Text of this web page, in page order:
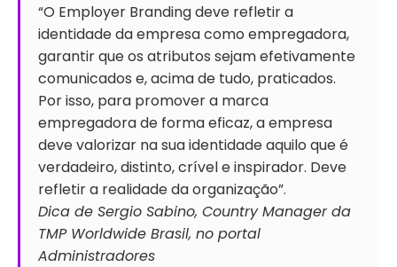
“O Employer Branding deve refletir a
identidade da empresa como empregadora,
garantir que os atributos sejam efetivamente
comunicados e, acima de tudo, praticados.
Por isso, para promover a marca
empregadora de forma eficaz, a empresa
deve valorizar na sua identidade aquilo que é
verdadeiro, distinto, crível e inspirador. Deve
refletir a realidade da organização”.
Dica de Sergio Sabino, Country Manager da
TMP Worldwide Brasil, no portal
Administradores